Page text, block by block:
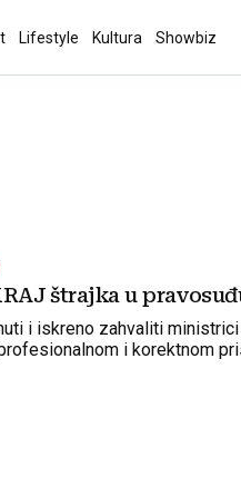
Lifestyle Kultura Showbiz
štrajka u
i iskreno zahvaliti
i korektnom